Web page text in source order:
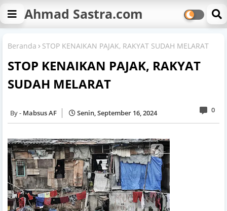
Ahmad Sastra.com
Beranda STOP KENAIKAN PAJAK, RAKYAT SUDAH MELARAT
STOP KENAIKAN PAJAK, RAKYAT
SUDAH MELARAT
Mabsus AF Senin, September 16, 2024 0